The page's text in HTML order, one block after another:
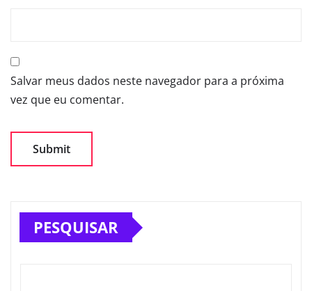
Salvar meus dados neste navegador para a próxima
vez que eu comentar.
PESQUISAR